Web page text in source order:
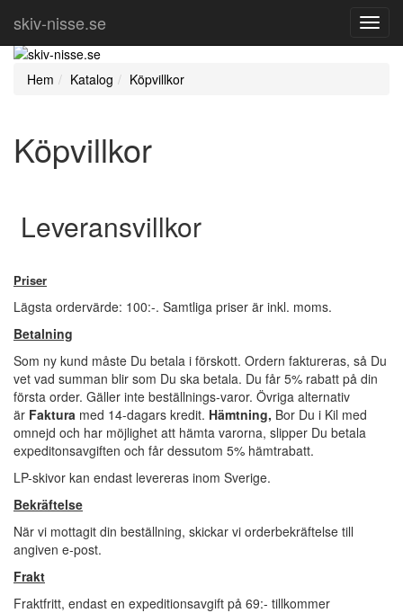
skiv-nisse.se
Hem Katalog Köpvillkor
Köpvillkor
Leveransvillkor
Priser
Lägsta ordervärde: 100:-. Samtliga priser är inkl. moms.
Betalning
Som ny kund måste Du betala i förskott. Ordern faktureras, så Du
vet vad summan blir som Du ska betala. Du får 5% rabatt på din
första order. Gäller inte beställnings-varor. Övriga alternativ
är Faktura med 14-dagars kredit. Hämtning, Bor Du i Kil med
omnejd och har möjlighet att hämta varorna, slipper Du betala
expeditonsavgiften och får dessutom 5% hämtrabatt.
LP-skivor kan endast levereras inom Sverige.
Bekräftelse
När vi mottagit din beställning, skickar vi orderbekräftelse till
angiven e-post.
Frakt
Fraktfritt, endast en expeditionsavgift på 69:- tillkommer